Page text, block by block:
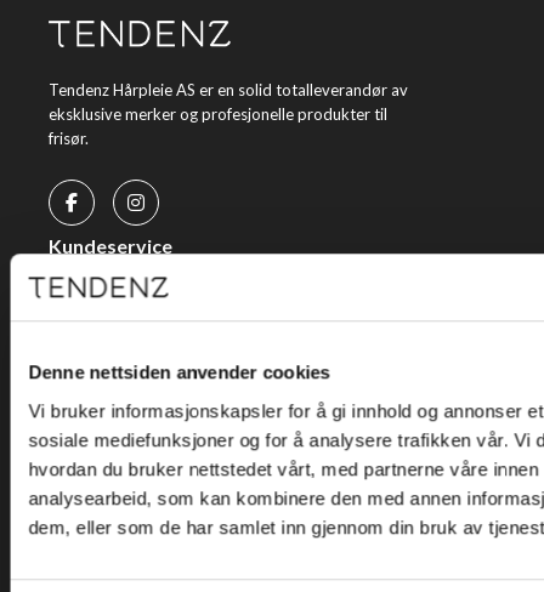
Denne nettsiden anvender cookies
Vi bruker informasjonskapsler for å gi innhold og annonser
sosiale mediefunksjoner og for å analysere trafikken vår. Vi
hvordan du bruker nettstedet vårt, med partnerne våre
analysearbeid, som kan kombinere den med annen
dem, eller som de har samlet inn gjennom din bruk av
Tendenz Hårpleie AS er en solid totalleverandør av
eksklusive merker og profesjonelle produkter til
frisør.
Kundeservice
Kjøpsvilkår
Personvern
Holtegata 26, 0355 Oslo
Telefon: +47 22 92 50 00
E-post: kundeservice@tendenz.net
Nyttige lenker
Datablad